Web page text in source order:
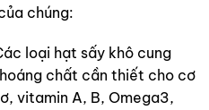
chúng:
loại hạt sấy khô cung
chất cần thiết cho cơ
vitamin A, B, Omega3,